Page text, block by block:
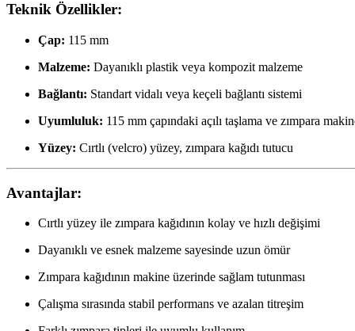
Teknik Özellikler:
Çap: 115 mm
Malzeme: Dayanıklı plastik veya kompozit malzeme
Bağlantı: Standart vidalı veya keçeli bağlantı sistemi
Uyumluluk: 115 mm çapındaki açılı taşlama ve zımpara
Yüzey: Cırtlı (velcro) yüzey, zımpara kağıdı tutucu
Avantajlar:
Cırtlı yüzey ile zımpara kağıdının kolay ve hızlı değişimi
Dayanıklı ve esnek malzeme sayesinde uzun ömür
Zımpara kağıdının makine üzerinde sağlam tutunması
Çalışma sırasında stabil performans ve azalan titreşim